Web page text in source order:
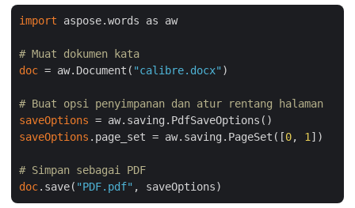
import aspose.words as aw
# Muat dokumen kata
doc = aw.Document( "calibre.docx" )
# Buat opsi penyimpanan dan atur rentang halaman
saveOptions
saveOptions .page_set = aw.saving.PageSet([0, 1 ])
# Simpan sebagai PDF
doc.save( "PDF.pdf"